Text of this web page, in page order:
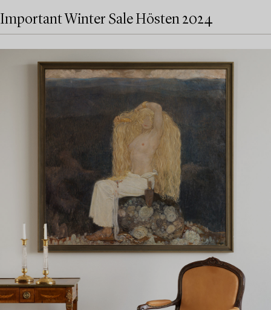
Important Winter Sale Hösten 2024